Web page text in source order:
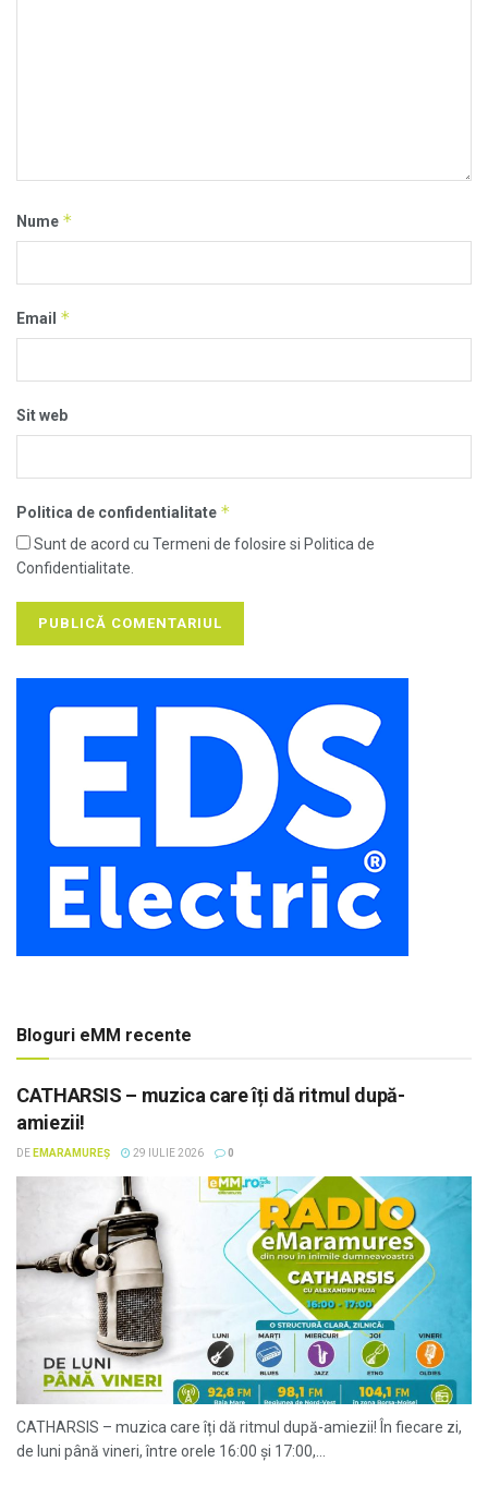
Nume *
Email *
Sit web
Politica de confidentialitate *
Sunt de acord cu Termeni de folosire si Politica de
Confidentialitate.
Bloguri eMM recente
CATHARSIS – muzica care îți dă ritmul după-
amiezii!
DE EMARAMUREȘ 29 IULIE 2026 0
CATHARSIS – muzica care îți dă ritmul după-amiezii! În fiecare zi,
de luni până vineri, între orele 16:00 și 17:00,...